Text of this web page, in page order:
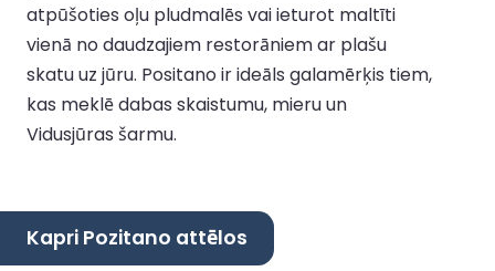
atpūšoties oļu pludmalēs vai ieturot maltīti
vienā no daudzajiem restorāniem ar plašu
skatu uz jūru. Positano ir ideāls galamērķis tiem,
kas meklē dabas skaistumu, mieru un
Vidusjūras šarmu.
Kapri Pozitano attēlos